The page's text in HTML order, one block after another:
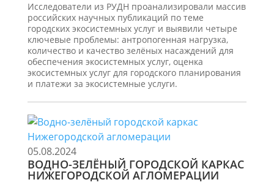
Исследователи из РУДН проанализировали массив
российских научных публикаций по теме
городских экосистемных услуг и выявили четыре
ключевые проблемы: антропогенная нагрузка,
количество и качество зелёных насаждений для
обеспечения экосистемных услуг, оценка
экосистемных услуг для городского планирования
и платежи за экосистемные услуги.
05.08.2024
ВОДНО-ЗЕЛЁНЫЙ ГОРОДСКОЙ КАРКАС
НИЖЕГОРОДСКОЙ АГЛОМЕРАЦИИ